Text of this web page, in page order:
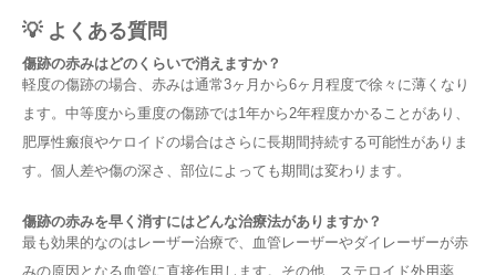
💡 よくある質問
傷跡の赤みはどのくらいで消えますか？
軽度の傷跡の場合、赤みは通常3ヶ月から6ヶ月程度で徐々に薄くなり
ます。中等度から重度の傷跡では1年から2年程度かかることがあり、
肥厚性瘢痕やケロイドの場合はさらに長期間持続する可能性がありま
す。個人差や傷の深さ、部位によっても期間は変わります。
傷跡の赤みを早く消すにはどんな治療法がありますか？
最も効果的なのはレーザー治療で、血管レーザーやダイレーザーが赤
みの原因となる血管に直接作用します。その他、ステロイド外用薬、